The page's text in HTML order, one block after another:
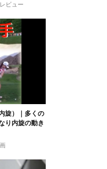
ビュー
旋）｜多くの
り内旋の動き